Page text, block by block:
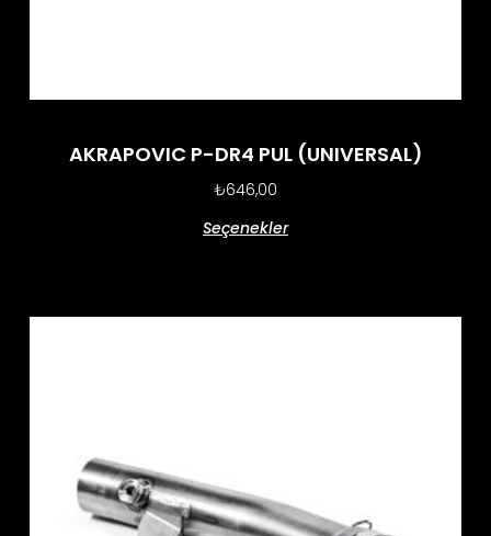
AKRAPOVIC P-DR4 PUL (UNIVERSAL)
₺646,00
Seçenekler